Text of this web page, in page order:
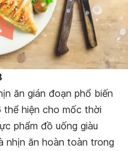
ăn gián đoạn phổ biến
thể hiện cho mốc thời
phẩm đồ uống giàu
nhịn ăn hoàn toàn trong